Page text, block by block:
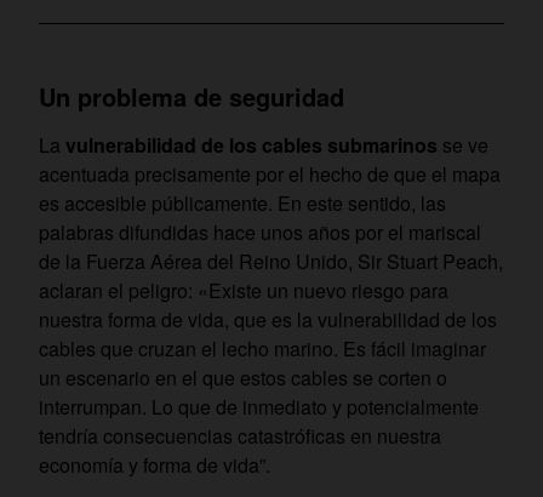
Un problema de seguridad
La vulnerabilidad de los cables submarinos se ve
acentuada precisamente por el hecho de que el mapa
es accesible públicamente. En este sentido, las
palabras difundidas hace unos años por el mariscal
de la Fuerza Aérea del Reino Unido, Sir Stuart Peach,
aclaran el peligro: «Existe un nuevo riesgo para
nuestra forma de vida, que es la vulnerabilidad de los
cables que cruzan el lecho marino. Es fácil imaginar
un escenario en el que estos cables se corten o
interrumpan. Lo que de inmediato y potencialmente
tendría consecuencias catastróficas en nuestra
economía y forma de vida”.